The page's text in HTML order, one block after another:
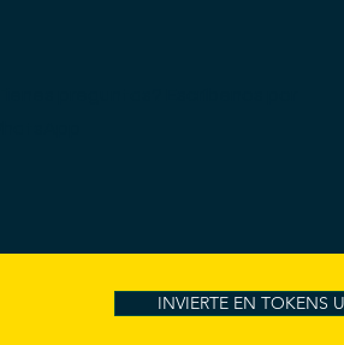
INVIERTE EN TOKENS